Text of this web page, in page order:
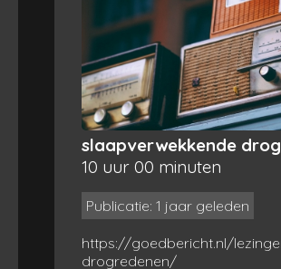
slaapverwekkende
10 uur 00 minuten
Publicatie: 1 jaar geleden
https://goedbericht.nl/
drogredenen/